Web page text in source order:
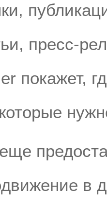
пресс-
покажет,
в